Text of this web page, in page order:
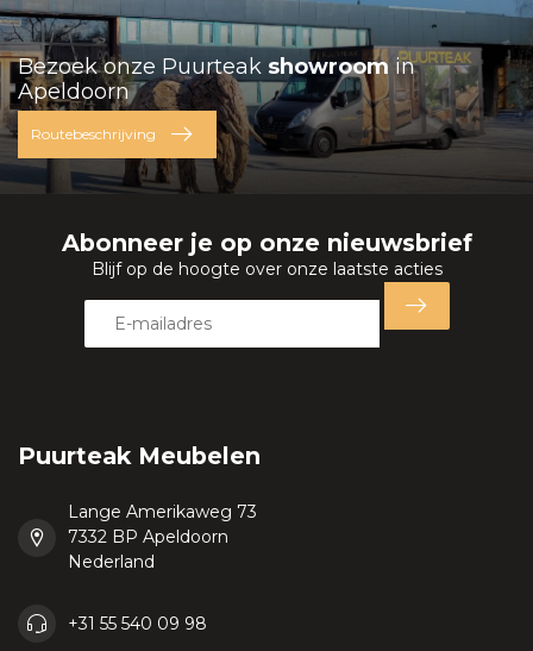
Bezoek onze Puurteak showroom in
Apeldoorn
Routebeschrijving
Abonneer je op onze nieuwsbrief
Blijf op de hoogte over onze laatste acties
Puurteak Meubelen
Lange Amerikaweg 73
7332 BP Apeldoorn
Nederland
+31 55 540 09 98